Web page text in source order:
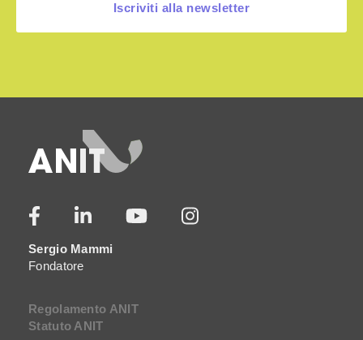
Iscriviti alla newsletter
Sergio Mammi
Fondatore
Regolamento ANIT
Statuto ANIT